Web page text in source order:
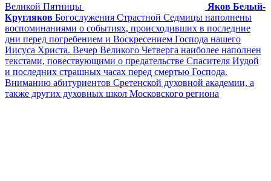
Великой Пятницы
Яков Белый-
Кругляков Богослужения Страстной Седмицы наполнены
воспоминаниями о событиях, происходивших в последние
дни перед погребением и Воскресением Господа нашего
Иисуса Христа. Вечер Великого Четверга наиболее наполнен
текстами, повествующими о предательстве Спасителя Иудой
и последних страшных часах перед смертью Господа.
Вниманию абитуриентов Сретенской духовной академии, а
также других духовных школ Московского региона